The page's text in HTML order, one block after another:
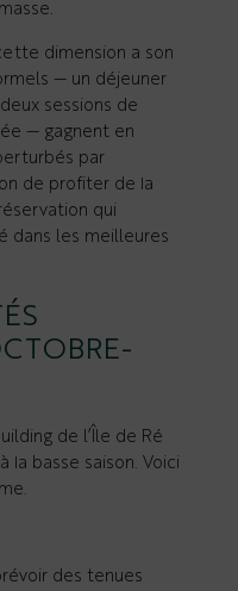
dimension a son
— un déjeuner
sessions de
— gagnent en
par
de profiter de la
qui
dans les meilleures
de l’Île de Ré
basse saison. Voici
des tenues